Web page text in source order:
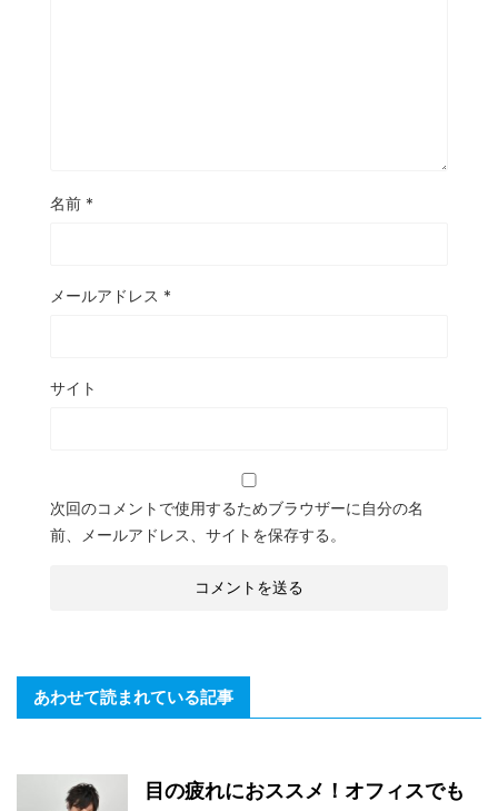
名前 *
メールアドレス *
サイト
次回のコメントで使用するためブラウザーに自分の名
前、メールアドレス、サイトを保存する。
あわせて読まれている記事
目の疲れにおススメ！オフィスでも